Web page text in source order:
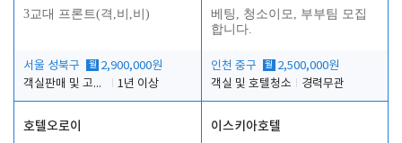
3교대 프론트(격,비,비)
서울 성북구 월 2,900,000원
객실판매 및 고객응대
1년 이상
베팅, 청소이모, 부부팀 모집
합니다.
인천 중구 월 2,500,000원
객실 및 호텔청소
경력무관
호텔오로이 이스키아호텔